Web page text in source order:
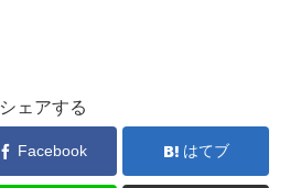
シェアする
Facebook はてブ